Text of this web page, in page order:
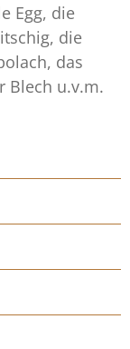
Egg, die
die
das
Blech u.v.m.